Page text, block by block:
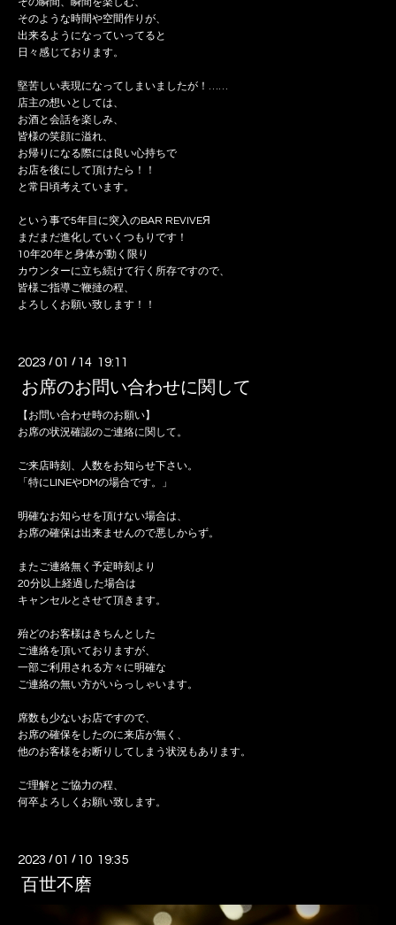
そのような時間や空間作りが、
出来るようになっていってると
日々感じております。
堅苦しい表現になってしまいましたが！……
店主の想いとしては、
お酒と会話を楽しみ、
皆様の笑顔に溢れ、
お帰りになる際には良い心持ちで
お店を後にして頂けたら！！
と常日頃考えています。
という事で5年目に突入のBAR REVIVEЯ
まだまだ進化していくつもりです！
10年20年と身体が動く限り
カウンターに立ち続けて行く所存ですので、
皆様ご指導ご鞭撻の程、
よろしくお願い致します！！
2023 /01 / 14 19:11
お席のお問い合わせに関して
【お問い合わせ時のお願い】
お席の状況確認のご連絡に関して。
ご来店時刻、人数をお知らせ下さい。
「特にLINEやDMの場合です。」
明確なお知らせを頂けない場合は、
お席の確保は出来ませんので悪しからず。
またご連絡無く予定時刻より
20分以上経過した場合は
キャンセルとさせて頂きます。
殆どのお客様はきちんとした
ご連絡を頂いておりますが、
一部ご利用される方々に明確な
ご連絡の無い方がいらっしゃいます。
席数も少ないお店ですので、
お席の確保をしたのに来店が無く、
他のお客様をお断りしてしまう状況もあります。
ご理解とご協力の程、
何卒よろしくお願い致します。
2023 /01 / 10 19:35
百世不磨